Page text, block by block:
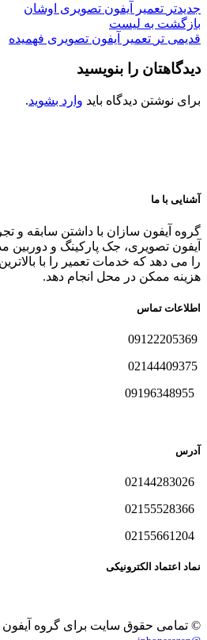
جدیدتر تعمیر آیفون تصویری اوشان
بازگشت به لیست
قدیمی تر تعمیر آیفون تصویری فهمیده
دیدگاهتان را بنویسید
برای نوشتن دیدگاه باید وارد بشوید.
آشنایی با ما
گروه آیفون سازان با داشتن سابقه و
آیفون تصویری، جک پارکینگ و دوربین
را می دهد که خدمات تعمیر را با
هزینه ممکن در محل انجام دهد.
اطلاعات تماس
آدرس
نماد اعتماد الکترونیکی
© تمامی حقوق سایت برای گروه